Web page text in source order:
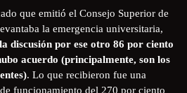
que emitió el Consejo Superior de
la emergencia universitaria,
discusión por ese otro 86 por ciento
acuerdo (principalmente, son los
. Lo que recibieron fue una
funcionamiento del 270 por ciento